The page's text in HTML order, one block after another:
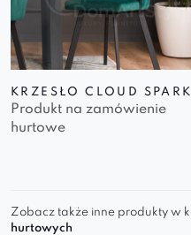
KRZESŁO CLOUD SPARK
Produkt na zamówienie
hurtowe
Zobacz także inne produkty w
hurtowych